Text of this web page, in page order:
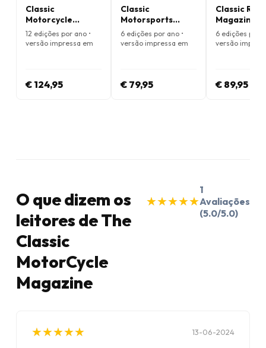
Classic
Motorcycle
Mechanics
Magazine
12 edições por ano •
versão impressa em
€ 124,95
Classic
Motorsports
Magazine
6 edições por ano •
versão impressa em
€ 79,95
Classic
Magazine
6 edições por
versão
€ 89,95
O que dizem os
leitores de The
Classic
MotorCycle
Magazine
★
★★
★★
★★
★★
★
1
Avaliações
(5.0/5.0)
★
★★
★★
★★
★★
★ 13-06-2024